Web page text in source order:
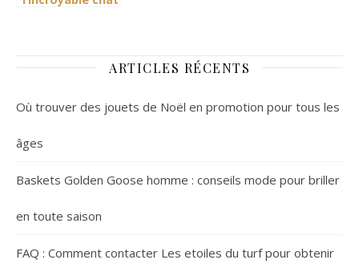
ARTICLES RÉCENTS
Où trouver des jouets de Noël en promotion pour tous les
âges
Baskets Golden Goose homme : conseils mode pour briller
en toute saison
FAQ : Comment contacter Les etoiles du turf pour obtenir